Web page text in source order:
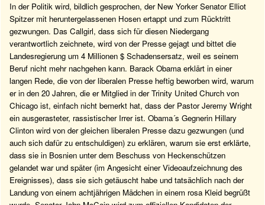
In der Politik wird, bildlich gesprochen, der New Yorker Senator Elliot
Spitzer mit heruntergelassenen Hosen ertappt und zum Rücktritt
gezwungen. Das Callgirl, dass sich für diesen Niedergang
verantwortlich zeichnete, wird von der Presse gejagt und bittet die
Landesregierung um 4 Millionen $ Schadensersatz, weil es seinem
Beruf nicht mehr nachgehen kann. Barack Obama erklärt in einer
langen Rede, die von der liberalen Presse heftig beworben wird, warum
er in den 20 Jahren, die er Mitglied in der Trinity United Church von
Chicago ist, einfach nicht bemerkt hat, dass der Pastor Jeremy Wright
ein ausgerasteter, rassistischer Irrer ist. Obama´s Gegnerin Hillary
Clinton wird von der gleichen liberalen Presse dazu gezwungen (und
auch sich dafür zu entschuldigen) zu erklären, warum sie erst erklärte,
dass sie in Bosnien unter dem Beschuss von Heckenschützen
gelandet war und später (im Angesicht einer Videoaufzeichnung des
Ereignisses), dass sie sich getäuscht habe und tatsächlich nach der
Landung von einem achtjährigen Mädchen in einem rosa Kleid begrüßt